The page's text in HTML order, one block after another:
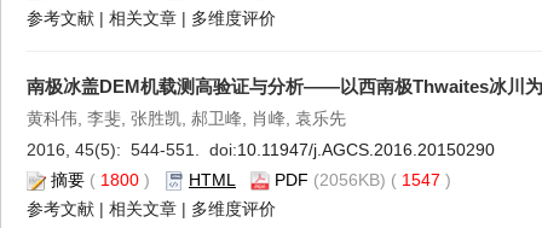
参考文献 | 相关文章 | 多维度评价
南极冰盖DEM机载测高验证与分析——以西南极Thwaites冰川
黄科伟, 李斐, 张胜凯, 郝卫峰, 肖峰, 袁乐先
2016, 45(5): 544-551. doi:10.11947/j.AGCS.2016.20150290
摘要 ( 1800 ) HTML PDF (2056KB) ( 1547 )
参考文献 | 相关文章 | 多维度评价